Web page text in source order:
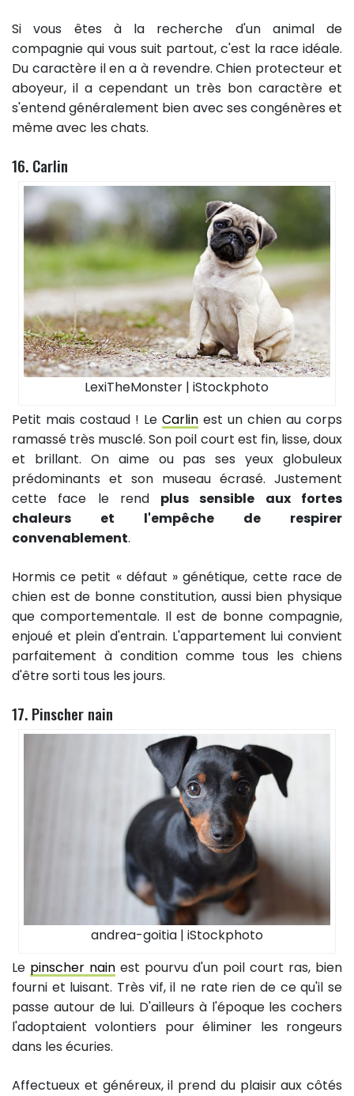
Si vous êtes à la recherche d'un animal de
compagnie qui vous suit partout, c'est la race idéale.
Du caractère il en a à revendre. Chien protecteur et
aboyeur, il a cependant un très bon caractère et
s'entend généralement bien avec ses congénères et
même avec les chats.
16. Carlin
LexiTheMonster | iStockphoto
Petit mais costaud ! Le Carlin est un chien au corps
ramassé très musclé. Son poil court est fin, lisse, doux
et brillant. On aime ou pas ses yeux globuleux
prédominants et son museau écrasé. Justement
cette face le rend plus sensible aux fortes
chaleurs et l'empêche de respirer
convenablement.
Hormis ce petit « défaut » génétique, cette race de
chien est de bonne constitution, aussi bien physique
que comportementale. Il est de bonne compagnie,
enjoué et plein d'entrain. L'appartement lui convient
parfaitement à condition comme tous les chiens
d'être sorti tous les jours.
17. Pinscher nain
andrea-goitia | iStockphoto
Le pinscher nain est pourvu d'un poil court ras, bien
fourni et luisant. Très vif, il ne rate rien de ce qu'il se
passe autour de lui. D'ailleurs à l'époque les cochers
l'adoptaient volontiers pour éliminer les rongeurs
dans les écuries.
Affectueux et généreux, il prend du plaisir aux côtés